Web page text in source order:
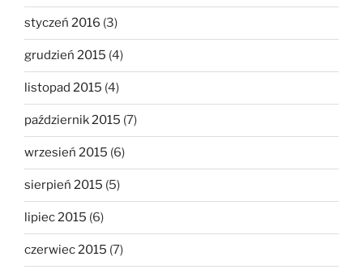
styczeń 2016 (3)
grudzień 2015 (4)
listopad 2015 (4)
październik 2015 (7)
wrzesień 2015 (6)
sierpień 2015 (5)
lipiec 2015 (6)
czerwiec 2015 (7)